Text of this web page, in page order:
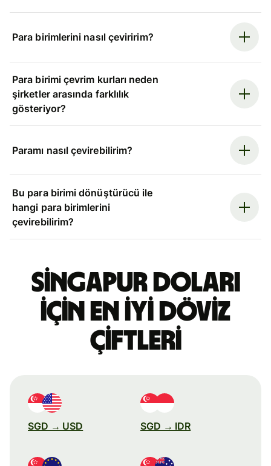
Para birimlerini nasıl çeviririm?
Para birimi çevrim kurları neden
şirketler arasında farklılık
gösteriyor?
Paramı nasıl çevirebilirim?
Bu para birimi dönüştürücü ile
hangi para birimlerini
çevirebilirim?
Singapur doları
için en iyi döviz
çiftleri
SGD → USD SGD → IDR